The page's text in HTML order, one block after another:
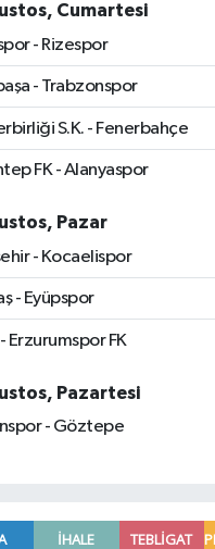
Cumartesi
- Rizespor
- Trabzonspor
S.K. - Fenerbahçe
FK - Alanyaspor
Pazar
- Kocaelispor
- Eyüpspor
Erzurumspor FK
Pazartesi
- Göztepe